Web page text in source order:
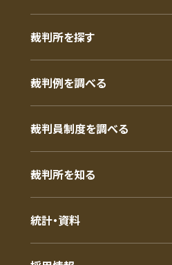
裁判所を探す
裁判例を調べる
裁判員制度を調べる
裁判所を知る
統計・資料